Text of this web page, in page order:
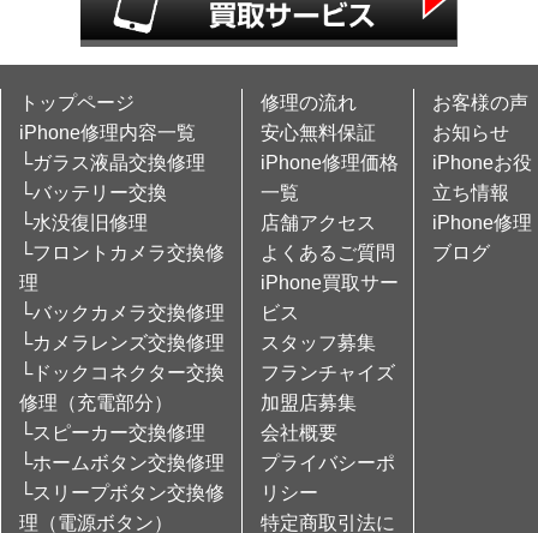
トップページ
iPhone修理内容一覧
└ガラス液晶交換修理
└バッテリー交換
└水没復旧修理
└フロントカメラ交換修
理
└バックカメラ交換修理
└カメラレンズ交換修理
└ドックコネクター交換
修理（充電部分）
└スピーカー交換修理
└ホームボタン交換修理
└スリープボタン交換修
理（電源ボタン）
修理の流れ
安心無料保証
iPhone修理価格
一覧
店舗アクセス
よくあるご質問
iPhone買取サー
ビス
スタッフ募集
フランチャイズ
加盟店募集
会社概要
プライバシーポ
リシー
特定商取引法に
お客様の声
お知らせ
iPhoneお役
立ち情報
iPhone修理
ブログ